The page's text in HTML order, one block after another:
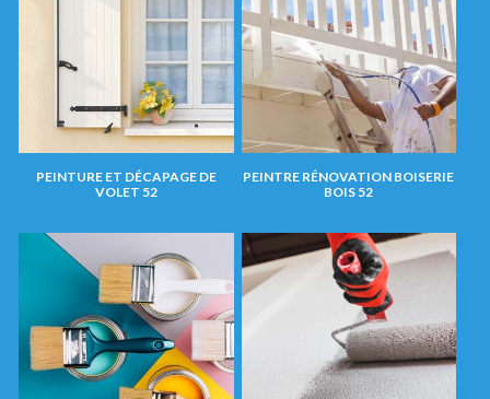
PEINTURE ET DÉCAPAGE DE
VOLET 52
PEINTRE RÉNOVATION BOISERIE
BOIS 52